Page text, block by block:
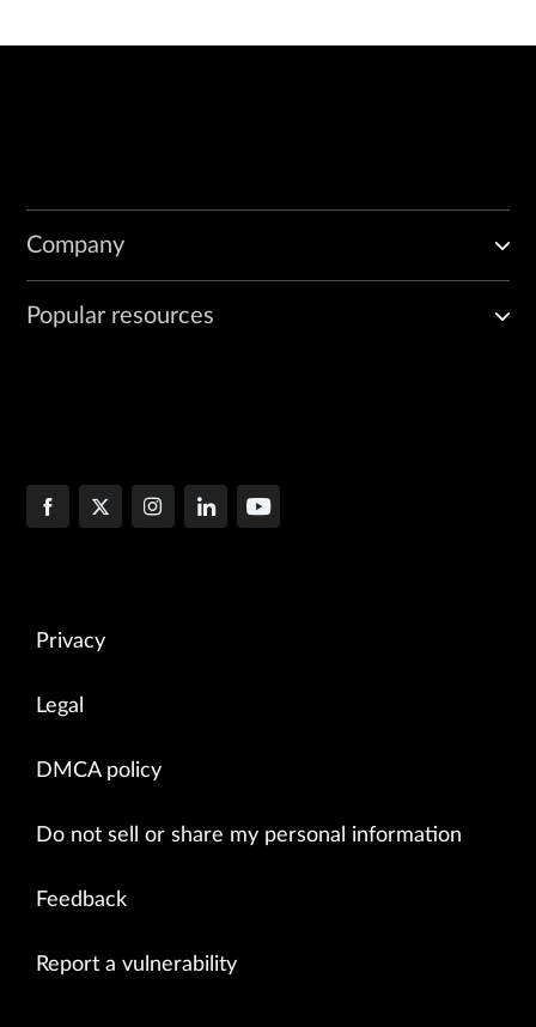
Company
Popular resources
Privacy
Legal
DMCA policy
Do not sell or share my personal information
Feedback
Report a vulnerability